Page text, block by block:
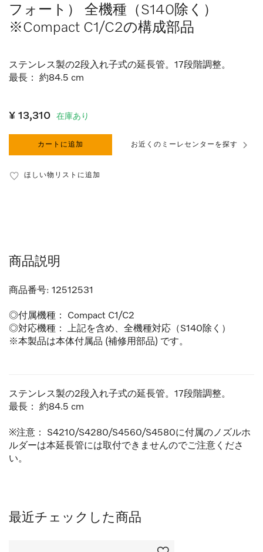
フォート） 全機種（S140除く）
※Compact C1/C2の構成部品
ステンレス製の2段入れ子式の延長管。17段階調整。
最長： 約84.5 cm
¥ 13,310 在庫あり
カートに追加 お近くのミーレセンターを探す
ほしい物リストに追加
商品説明
商品番号: 12512531
◎付属機種： Compact C1/C2
◎対応機種： 上記を含め、全機種対応（S140除く）
※本製品は本体付属品 (補修用部品) です。
ステンレス製の2段入れ子式の延長管。17段階調整。
最長： 約84.5 cm
※注意： S4210/S4280/S4560/S4580に付属のノズルホ
ルダーは本延長管には取付できませんのでご注意くださ
い。
最近チェックした商品